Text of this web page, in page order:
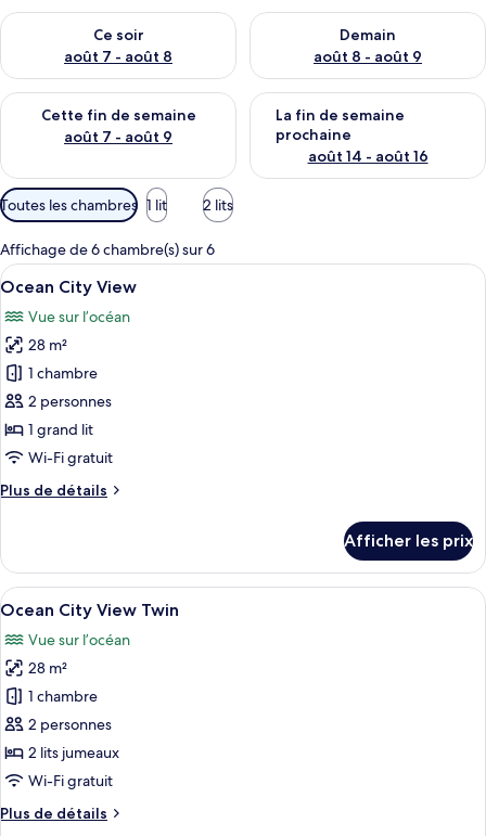
Ce soir
août 7 - août 8
Vérifier la disponibilité pour ce soir août 7 - août 8
Demain
août 8 - août 9
Vérifier la disponibilité pour
Cette fin de semaine
août 7 - août 9
Vérifier la disponibilité pour cette fin de semaine août 7 -
La fin de semaine
prochaine
août 14 - août 16
Vérifier la disponibilité pour
Filtres
disponibles
pour
les
chambres
Toutes les chambres 1 lit 2 lits
Affichage de 6 chambre(s) sur 6
Afficher
toutes
les
photos
pour
ce
type
de
chambre :
Ocean
Une cuisine compacte équipée d’un
34
Ocean City View
Vue sur l’océan
28 m²
1 chambre
2 personnes
1 grand lit
Wi-Fi gratuit
Plus de détails
Plus
Ocean
City
View
Afficher les prix
Afficher
toutes
les
photos
pour
ce
type
de
chambre :
Ocean
Une chambre d’hôtel de taille
24
Ocean City View Twin
Vue sur l’océan
28 m²
1 chambre
2 personnes
2 lits jumeaux
Wi-Fi gratuit
Plus de détails
Plus